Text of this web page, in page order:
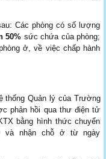
Các phòng có số lượng
50% sức chứa của phòng;
ở, về việc chấp hành
thống Quản lý của Trường
phản hồi qua thư điện tử
bằng hình thức chuyển
và nhận chỗ ở từ ngày